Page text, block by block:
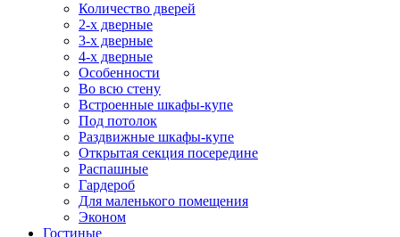
Количество дверей
2-х дверные
3-х дверные
4-х дверные
Особенности
Во всю стену
Встроенные шкафы-купе
Под потолок
Раздвижные шкафы-купе
Открытая секция посередине
Распашные
Гардероб
Для маленького помещения
Эконом
Гостиные